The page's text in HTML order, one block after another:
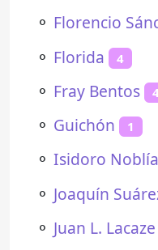
⚬ Florencio
⚬ Florida 4
⚬ Fray Bentos
⚬ Guichón 1
⚬ Isidoro Noblía
⚬ Joaquín
⚬ Juan L. Lacaze